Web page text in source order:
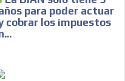
para poder actuar
cobrar los impuestos